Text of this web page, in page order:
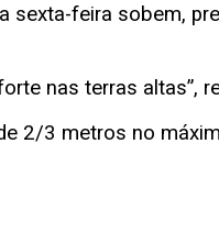
sexta-feira sobem,
nas terras altas”,
2/3 metros no